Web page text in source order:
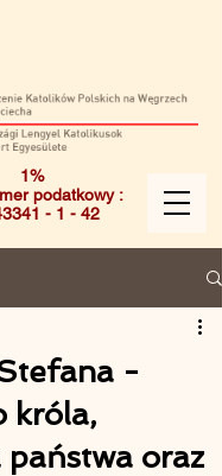
1%
podatkowy :
- 1 - 42
-
króla,
państwa oraz